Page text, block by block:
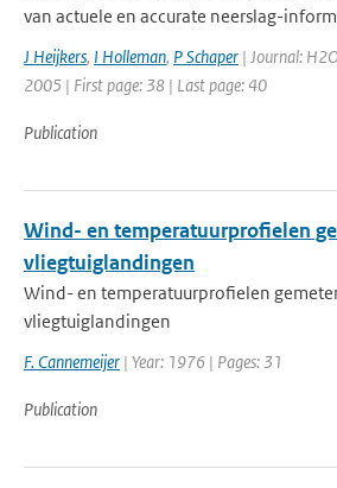
van actuele en accurate neerslag-
J Heijkers, I Holleman, P Schaper | Journal:
2005 | First page: 38 | Last page: 40
Publication
Wind- en temperatuurprofielen
vliegtuiglandingen
Wind- en temperatuurprofielen
vliegtuiglandingen
F. Cannemeijer | Year: 1976 | Pages: 31
Publication